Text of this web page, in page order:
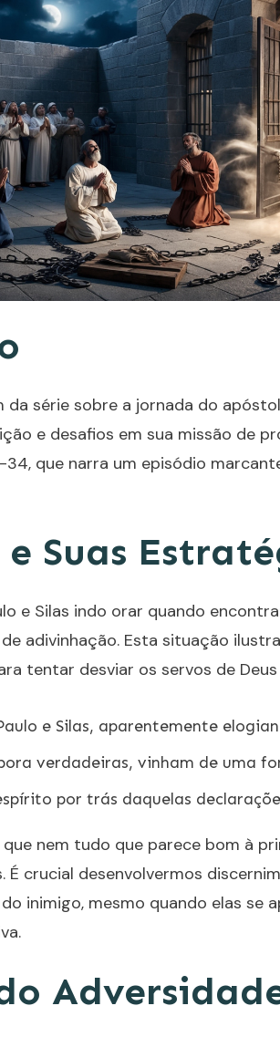
série sobre a jornada do
e desafios em sua missão de
34, que narra um episódio
Suas
e Silas indo orar quando
adivinhação. Esta situação
tentar desviar os servos de Deus
e Silas, aparentemente
verdadeiras, vinham de uma
por trás daquelas
nem tudo que parece bom à
É crucial desenvolvermos
inimigo, mesmo quando elas se